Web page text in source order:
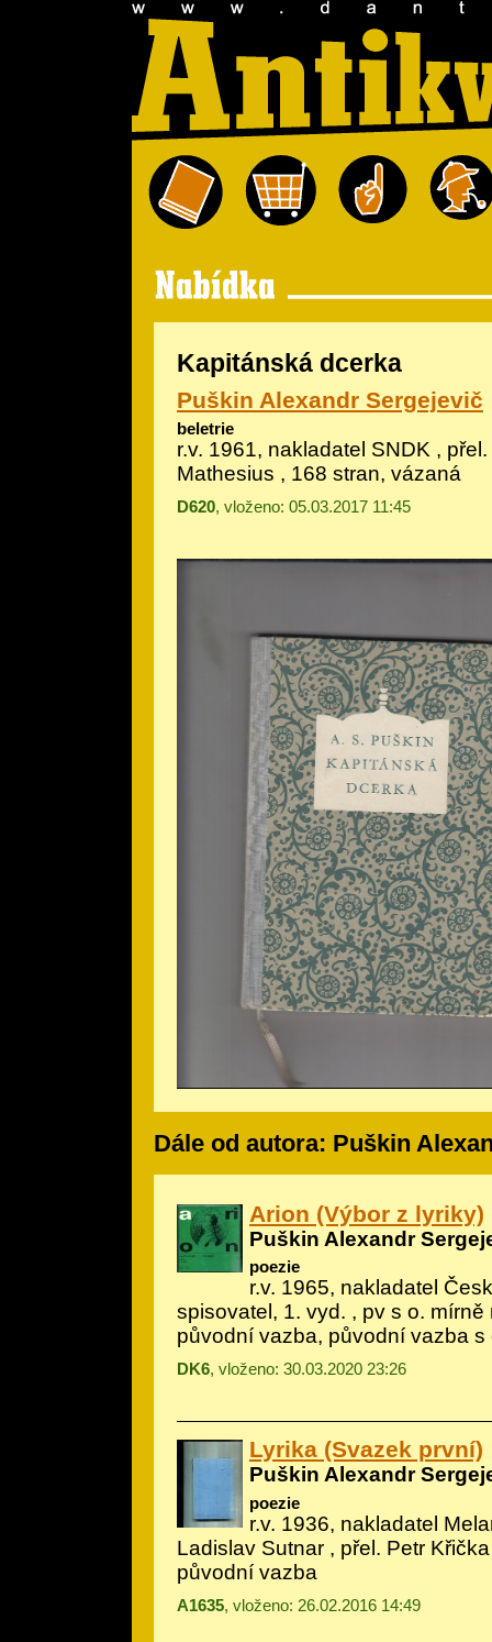
Kapitánská dcerka
Puškin Alexandr Sergejevič
beletrie
r.v. 1961, nakladatel SNDK ,
Mathesius , 168 stran, vázaná
D620, vloženo: 05.03.2017 11:45
Dále od autora: Puškin
Arion (Výbor z lyriky)
Puškin Alexandr
poezie
r.v. 1965, nakladatel
spisovatel, 1. vyd. , pv s o. mírně
původní vazba, původní vazba s
DK6, vloženo: 30.03.2020 23:26
Lyrika (Svazek první)
Puškin Alexandr
poezie
r.v. 1936, nakladatel
Ladislav Sutnar , přel. Petr Křička
původní vazba
A1635, vloženo: 26.02.2016 14:49